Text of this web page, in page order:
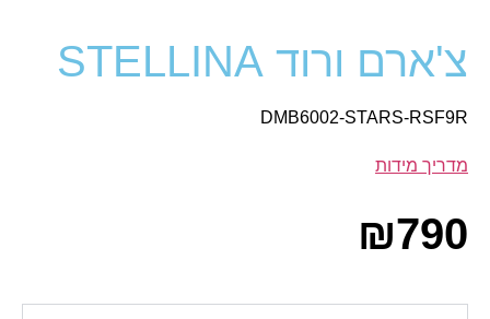
צ'ארם ורוד STELLINA
DMB6002-STARS-RSF9R
מדריך מידות
₪790